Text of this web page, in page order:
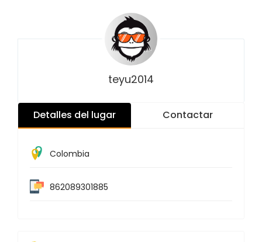
teyu2014
Detalles del lugar Contactar
Colombia
862089301885